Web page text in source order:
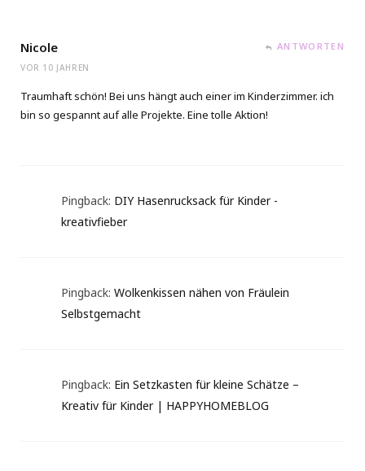
Nicole
VOR 10 JAHREN
ANTWORTEN
Traumhaft schön! Bei uns hängt auch einer im Kinderzimmer. ich
bin so gespannt auf alle Projekte. Eine tolle Aktion!
Pingback: DIY Hasenrucksack für Kinder -
kreativfieber
Pingback: Wolkenkissen nähen von Fräulein
Selbstgemacht
Pingback: Ein Setzkasten für kleine Schätze –
Kreativ für Kinder | HAPPYHOMEBLOG